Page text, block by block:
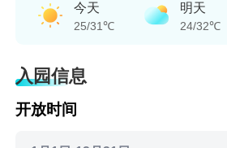
今天
25/31℃
明天
24/32℃
入园信息
开放时间